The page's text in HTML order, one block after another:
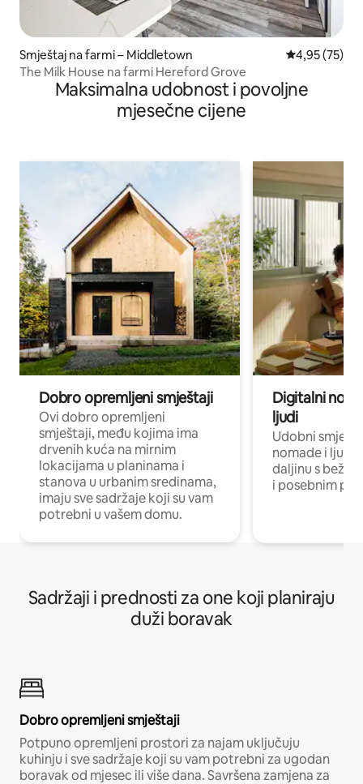
Smještaj na farmi – Middletown Prosječna
4,95 (75)
The Milk House na farmi Hereford Grove
Maksimalna udobnost i povoljne
mjesečne cijene
Dobro opremljeni smještaji
Ovi dobro opremljeni
smještaji, među kojima ima
drvenih kuća na mirnim
lokacijama u planinama i
stanova u urbanim sredinama,
imaju sve sadržaje koji su vam
potrebni u vašem domu.
Digitalni
ljudi
Udobni
nomade i ljude
daljinu s
i posebnim
Sadržaji i prednosti za one koji planiraju
duži boravak
Dobro opremljeni smještaji
Potpuno opremljeni prostori za najam uključuju
kuhinju i sve sadržaje koji su vam potrebni za ugodan
boravak od mjesec ili više dana. Savršena zamjena za